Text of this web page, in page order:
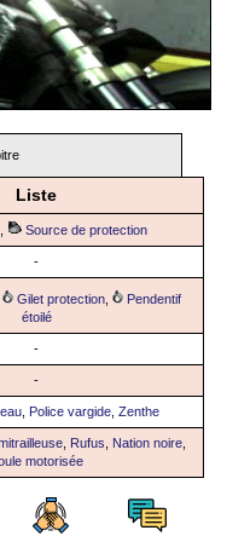
Liste
Source de protection
-
Gilet protection
Pendentif
étoilé
-
-
Police vargide Zenthe
, Rufus Nation noire,
motorisée